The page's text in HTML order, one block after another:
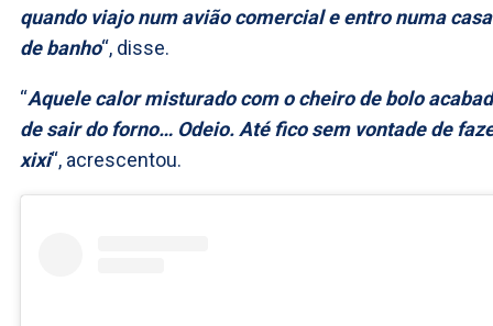
quando viajo num avião comercial e entro numa casa
de banho“, disse.
“Aquele calor misturado com o cheiro de bolo
de sair do forno… Odeio. Até fico sem vontade de
xixi“, acrescentou.